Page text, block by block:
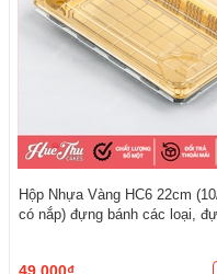
Hộp Nhựa Vàng HC6 22cm
có nắp) đựng bánh các loại,
49.000₫